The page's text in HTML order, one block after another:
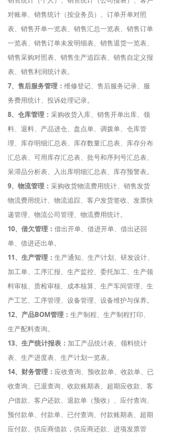
对账单、销售统计（按业务员）、订单开单对照
表、销售开单一览表、销售汇总一览表、销售订单
一览表、销售订单未发明细表、销售退货一览表、
销售采购对照表、销售生产追踪表、销售自定义报
表、销售利润统计表。
7、售后服务管理： 维修登记、售后服务记录、服
务费用统计、投诉处理记录。
8、仓库管理： 采购收货入库、销售开单出库、领
料、退料、产品进仓、盘点单、调拨单、仓库管
理、库存明细汇总表、库存数量汇总表、库存分布
汇总表、可用库存汇总表、批号和序列号汇总表、
呆滞品分析表、入出库明细汇总表、库存预警表。
9、物流管理： 采购收货物流费用统计、销售发货
物流费用统计、物流追踪、客户发货签收、发票快
递管理、物流公司管理、物流费用统计。
10、借欠管理： 借出开单、借进开单、借出还回
单、借进还出单。
11、生产管理： 生产通知、生产计划、研发设计、
加工单、工序汇报、生产监控、委托加工、生产领
料审核、质检审核、成本核算、生产车间管理、生
产工艺、工序管理、设备管理、设备维护与保养。
12、产品BOM管理： 生产制程、生产制程打印、
生产配料查询。
13、生产统计报表： 加工产品统计表、领料统计
表、生产进度表、生产计划一览表。
14、财务管理： 应收查询、预收款单、收款单、已
收查询、已退查询、收款账期表、超期应收款、客
户借款、客户还款、退款单（预收）、应付查询、
预付款单、付款单、已付查询、付款账期表、超期
应付款、供应商借款，供应商还款、进项发票管